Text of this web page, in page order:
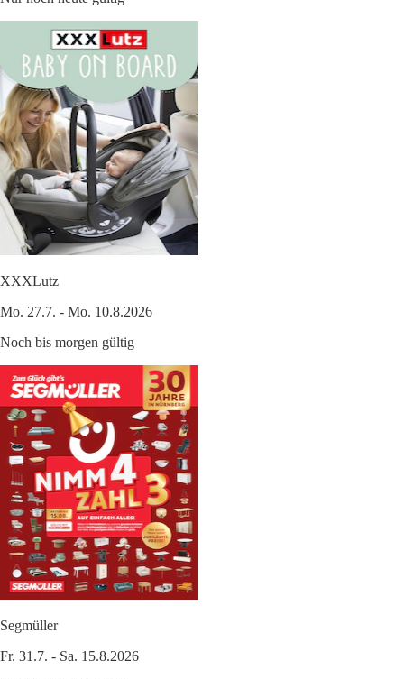
XXXLutz
Mo. 27.7. - Mo. 10.8.2026
Noch bis morgen gültig
Segmüller
Fr. 31.7. - Sa. 15.8.2026